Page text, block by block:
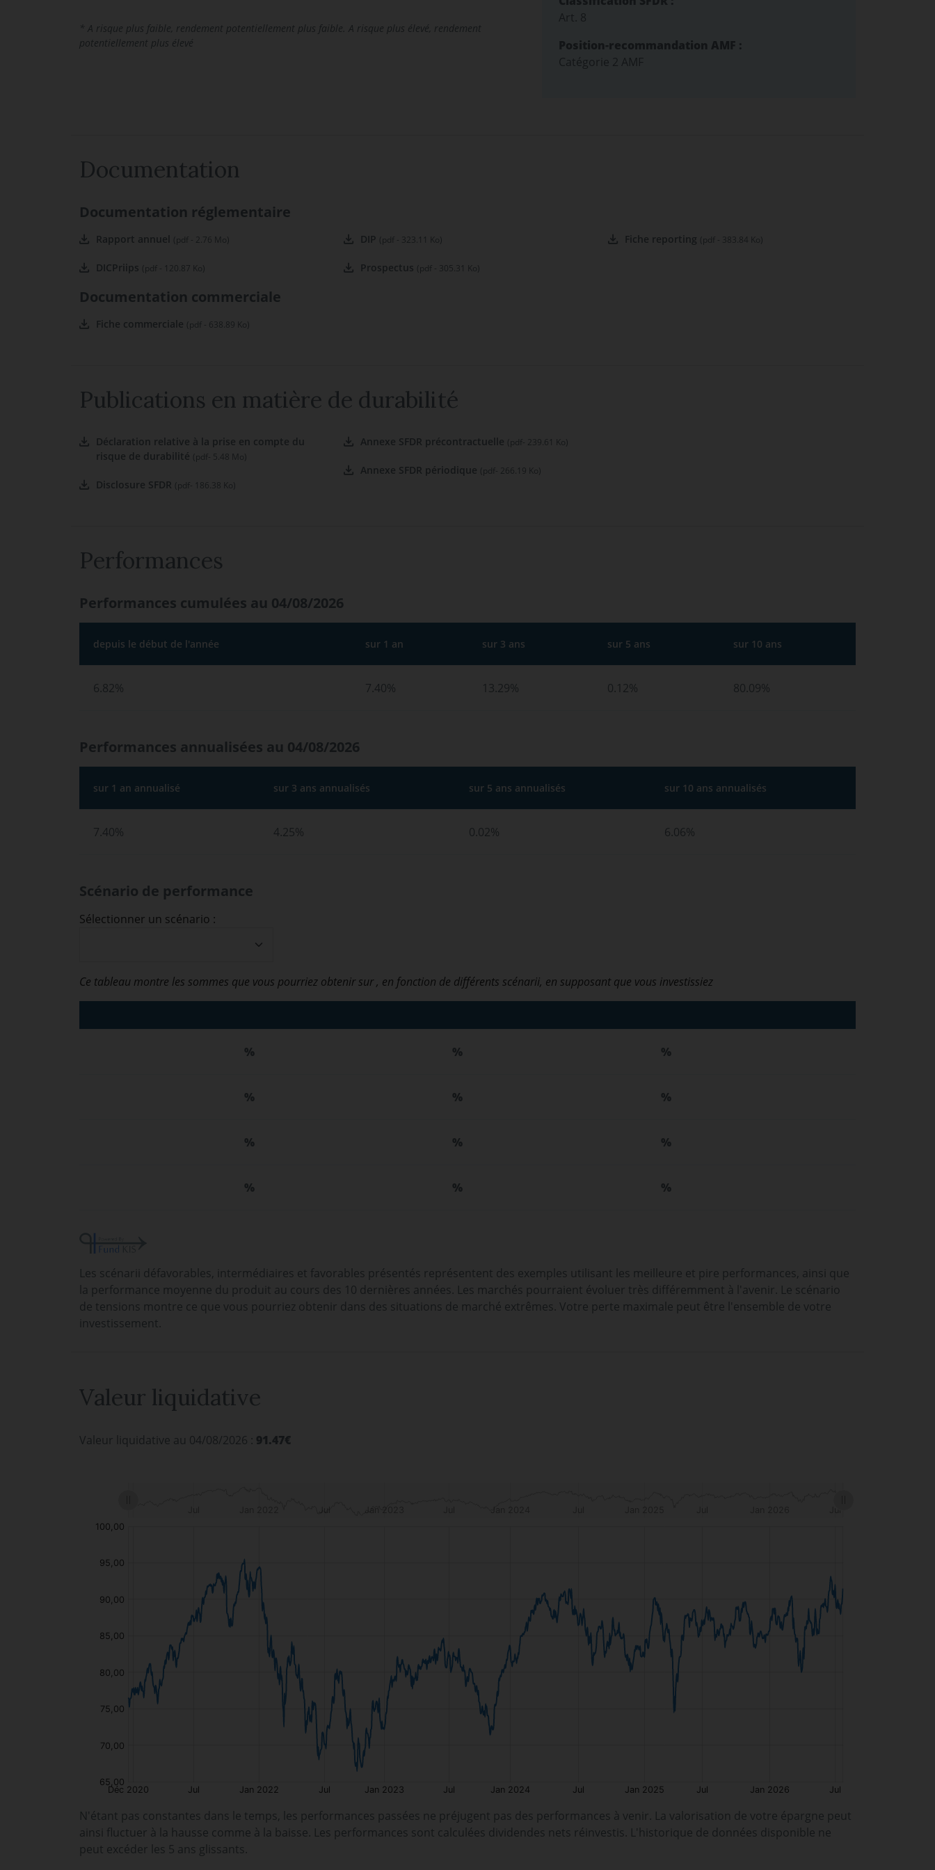
Art. 8
Position-recommandation AMF :
Catégorie 2 AMF
* A risque plus faible, rendement potentiellement plus faible. A risque plus élevé, rendement
potentiellement plus élevé
Documentation
Documentation réglementaire
Rapport annuel (pdf - 2.76 Mo)
DICPriips (pdf - 120.87 Ko)
DIP (pdf - 323.11 Ko)
Prospectus (pdf - 305.31 Ko)
Fiche reporting (pdf - 383.84 Ko)
Documentation commerciale
Fiche commerciale (pdf - 638.89 Ko)
Publications en matière de durabilité
Déclaration relative à la prise en compte du
risque de durabilité (pdf- 5.48 Mo)
Disclosure SFDR (pdf- 186.38 Ko)
Annexe SFDR précontractuelle (pdf- 239.61 Ko)
Annexe SFDR périodique (pdf- 266.19 Ko)
Performances
Performances cumulées au 04/08/2026
depuis le début de l'année sur 1 an sur 3 ans sur 5 ans sur 10 ans
6.82% 7.40% 13.29% 0.12% 80.09%
Performances annualisées au 04/08/2026
sur 1 an annualisé sur 3 ans annualisés sur 5 ans annualisés sur 10 ans annualisés
7.40% 4.25% 0.02% 6.06%
Scénario de performance
Sélectionner un scénario :
Ce tableau montre les sommes que vous pourriez obtenir sur, en fonction de différents scénarii, en supposant que vous investissiez
% % %
% % %
% % %
% % %
Les scénarii défavorables, intermédiaires et favorables présentés représentent des exemples utilisant les meilleure et pire performances, ainsi que
la performance moyenne du produit au cours des 10 dernières années. Les marchés pourraient évoluer très différemment à l'avenir. Le scénario
de tensions montre ce que vous pourriez obtenir dans des situations de marché extrêmes. Votre perte maximale peut être l'ensemble de votre
investissement.
Valeur liquidative
Valeur liquidative au 04/08/2026 : 91.47€
N'étant pas constantes dans le temps, les performances passées ne préjugent pas des performances à venir. La valorisation de votre épargne peut
ainsi fluctuer à la hausse comme à la baisse. Les performances sont calculées dividendes nets réinvestis. L'historique de données disponible ne
peut excéder les 5 ans glissants.